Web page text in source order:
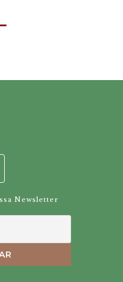
Newsletter